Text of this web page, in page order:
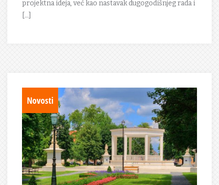
projektna ideja, već kao nastavak dugogodišnjeg rada i
[…]
Novosti